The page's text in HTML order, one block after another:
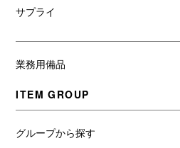
サプライ
業務用備品
ITEM GROUP
グループから探す